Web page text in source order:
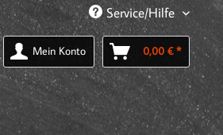
Service/Hilfe
Mein Konto 0,00 € *